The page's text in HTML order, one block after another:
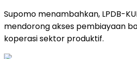
Supomo menambahkan, LPDB-
mendorong akses pembiayaan
koperasi sektor produktif.